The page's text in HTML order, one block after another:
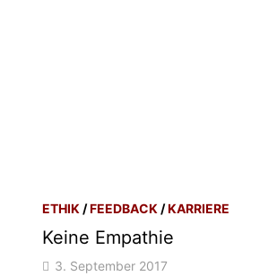
ETHIK/FEEDBACK/KARRIERE
Keine Empathie
3. September 2017